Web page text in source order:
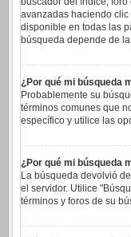
avanzadas haciendo
disponible en todas las
búsqueda depende de
¿Por qué mi búsqueda
Probablemente su
términos comunes que
específico y utilice las
¿Por qué mi búsqueda
La búsqueda devolvió
el servidor. Utilice
términos y foros de su